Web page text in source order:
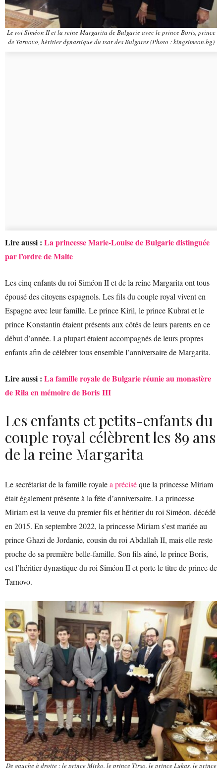
Le roi Siméon II et la reine Margarita de Bulgarie avec le prince Boris, prince
de Tarnovo, héritier dynastique du tsar des Bulgares (Photo : kingsimeon.bg)
Lire aussi : La princesse Marie-Louise de Bulgarie distinguée
par l’ordre de Malte
Les cinq enfants du roi Siméon II et de la reine Margarita ont tous
épousé des citoyens espagnols. Les fils du couple royal vivent en
Espagne avec leur famille. Le prince Kiril, le prince Kubrat et le
prince Konstantin étaient présents aux côtés de leurs parents en ce
début d’année. La plupart étaient accompagnés de leurs propres
enfants afin de célébrer tous ensemble l’anniversaire de Margarita.
Lire aussi : La famille royale de Bulgarie réunie au monastère
de Rila en mémoire de Boris III
Les enfants et petits-enfants du
couple royal célèbrent les 89 ans
de la reine Margarita
Le secrétariat de la famille royalea préciséque la princesse Miriam
était également présente à la fête d’anniversaire. La princesse
Miriam est la veuve du premier fils et héritier du roi Siméon, décédé
en 2015. En septembre 2022, la princesse Miriam s’est mariée au
prince Ghazi de Jordanie, cousin du roi Abdallah II, mais elle reste
proche de sa première belle-famille. Son fils aîné, le prince Boris,
est l’héritier dynastique du roi Siméon II et porte le titre de prince de
Tarnovo.
De gauche à droite : le prince Mirko, le prince Tirso, le prince Lukas, le prince